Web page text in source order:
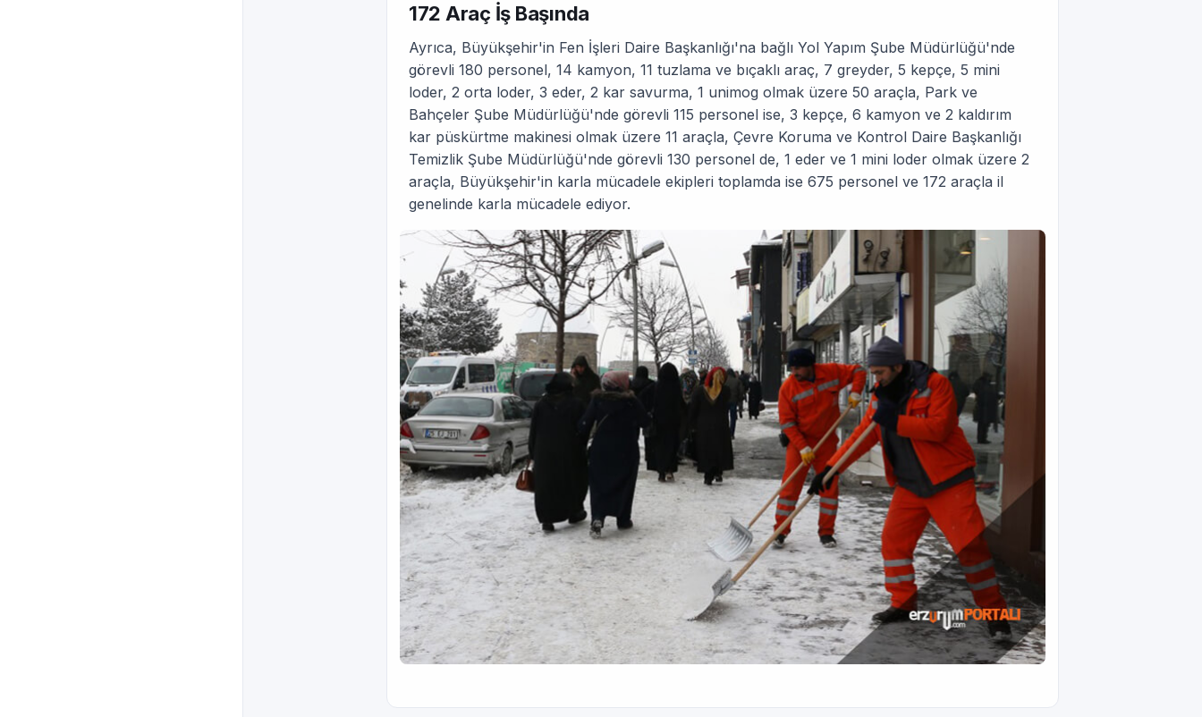
172 Araç İş Başında
Ayrıca, Büyükşehir'in Fen İşleri Daire Başkanlığı'na bağlı Yol Yapım Şube Müdürlüğü'nde
görevli 180 personel, 14 kamyon, 11 tuzlama ve bıçaklı araç, 7 greyder, 5 kepçe, 5 mini
loder, 2 orta loder, 3 eder, 2 kar savurma, 1 unimog olmak üzere 50 araçla, Park ve
Bahçeler Şube Müdürlüğü'nde görevli 115 personel ise, 3 kepçe, 6 kamyon ve 2 kaldırım
kar püskürtme makinesi olmak üzere 11 araçla, Çevre Koruma ve Kontrol Daire Başkanlığı
Temizlik Şube Müdürlüğü'nde görevli 130 personel de, 1 eder ve 1 mini loder olmak üzere 2
araçla, Büyükşehir'in karla mücadele ekipleri toplamda ise 675 personel ve 172 araçla il
genelinde karla mücadele ediyor.